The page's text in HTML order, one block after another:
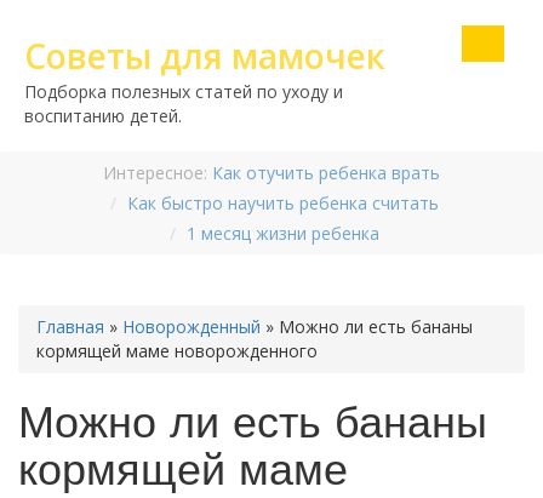
Советы для мамочек
Подборка полезных статей по уходу и
воспитанию детей.
Интересное: Как отучить ребенка врать
Как быстро научить ребенка считать
1 месяц жизни ребенка
Главная » Новорожденный » Можно ли есть бананы
кормящей маме новорожденного
Можно ли есть бананы
кормящей маме